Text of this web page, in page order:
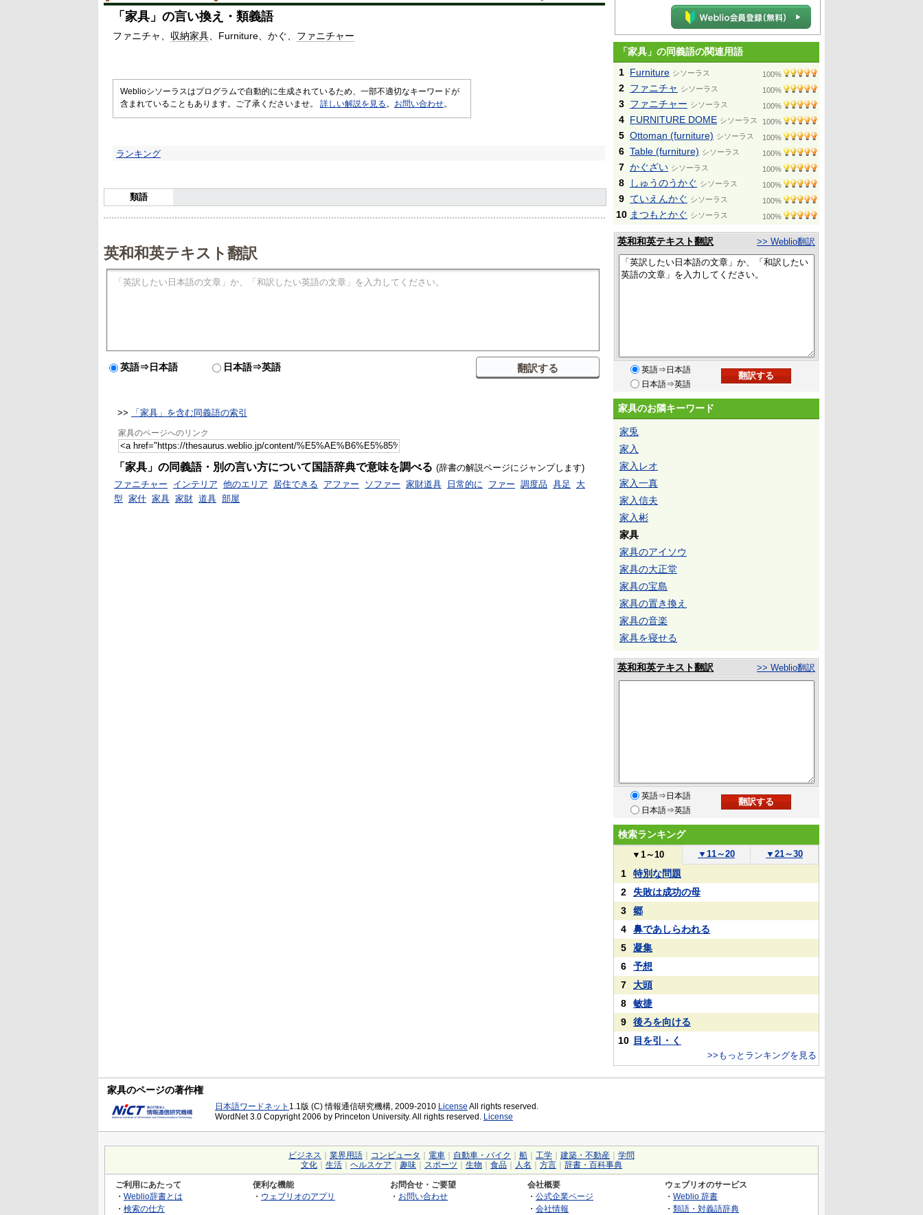
「 家具 」の言い換え・類義語
ファニチャ 収納家具 Furniture かぐ ファニチャー
Weblioシソーラスはプログラムで自動的に生成されているため、一部不適切なキーワードが
含まれていることもあります。ご了承くださいませ。 詳しい解説を見る 。 お問い合わせ。
ランキング
類語
英和和英テキスト翻訳
英語⇒日本語 日本語⇒英語
>> 「家具」を含む同義語の索引
家具のページへのリンク
「家具」の同義語・別の言い方について国語辞典で意味を調べる (辞書の解説ページにジャンプします)
ファニチャー
インテリア 他のエリア 居住できる アファー ソファー 家財道具 日常的に ファー 調度品 具足
大
型 家什 家具 家財 道具 部屋
「家具」の同義語の関連用語
1 Furniture シソーラス 100%
2 ファニチャ シソーラス 100%
3 ファニチャー シソーラス 100%
4 FURNITURE DOME シソーラス 100%
5 Ottoman (furniture) シソーラス 100%
6 Table (furniture) シソーラス 100%
7 かぐざい シソーラス 100%
8 しゅうのうかぐ シソーラス 100%
9 ていえんかぐ シソーラス 100%
10 まつもとかぐ シソーラス 100%
英和和英テキスト翻訳 >> Weblio翻訳
英語⇒日本語
日本語⇒英語
家具のお隣キーワード
家兎
家入
家入レオ
家入一真
家入信夫
家入彬
家具
家具のアイソウ
家具の大正堂
家具の宝島
家具の置き換え
家具の音楽
家具を寝せる
英和和英テキスト翻訳 >> Weblio翻訳
英語⇒日本語
日本語⇒英語
検索ランキング
▼ 1～10 ▼ 11～20 ▼ 21～30
1
特別な問題
2
失敗は成功の母
3
郷
4
鼻であしらわれる
5
凝集
6
予想
7
大頭
8
敏捷
9
後ろを向ける
10 目を引・く
>>もっとランキングを見る
家具のページの著作権
日本語ワードネット 1.1版 (C) 情報通信研究機構, 2009-2010 License All rights reserved.
WordNet 3.0 Copyright 2006 by Princeton University. All rights reserved. License
ビジネス 業界用語 コンピュータ 電車 自動車・バイク 船 工学 建築・不動産
学問
文化
生活 ヘルスケア 趣味 スポーツ 生物 食品 人名 方言 辞書・百科事典
ご利用にあたって
・ Weblio辞書とは
・ 検索の仕方
便利な機能
・ ウェブリオのアプリ
お問合せ・ご要望
・ お問い合わせ
会社概要
・ 公式企業ページ
・ 会社情報
ウェブリオのサービス
・ Weblio 辞書
・ 類語・対義語辞典